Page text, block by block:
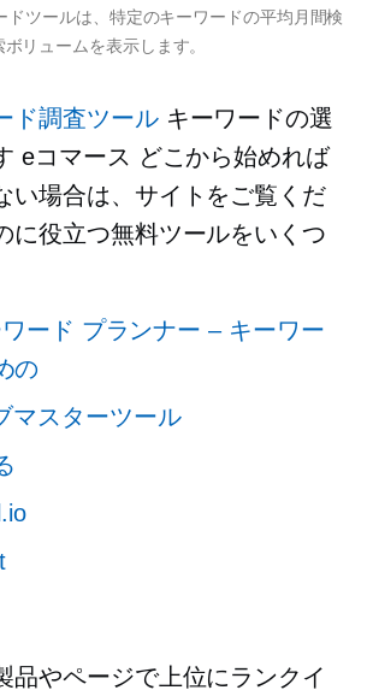
ドツールは、特定のキーワードの平均月間検
ボリュームを表示します。
ド調査ツールキーワードの選
eコマース どこから始めれば
い場合は、サイトをご覧くだ
に役立つ無料ツールをいくつ
ード プランナー – キーワー
の
マスターツール
品やページで上位にランクイ